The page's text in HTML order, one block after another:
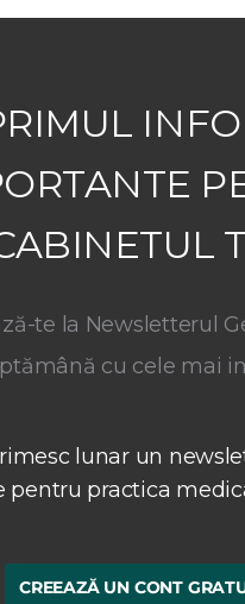
te la Newsletterul
cu cele mai
lunar un
pentru practica
CREEAZĂ UN CONT